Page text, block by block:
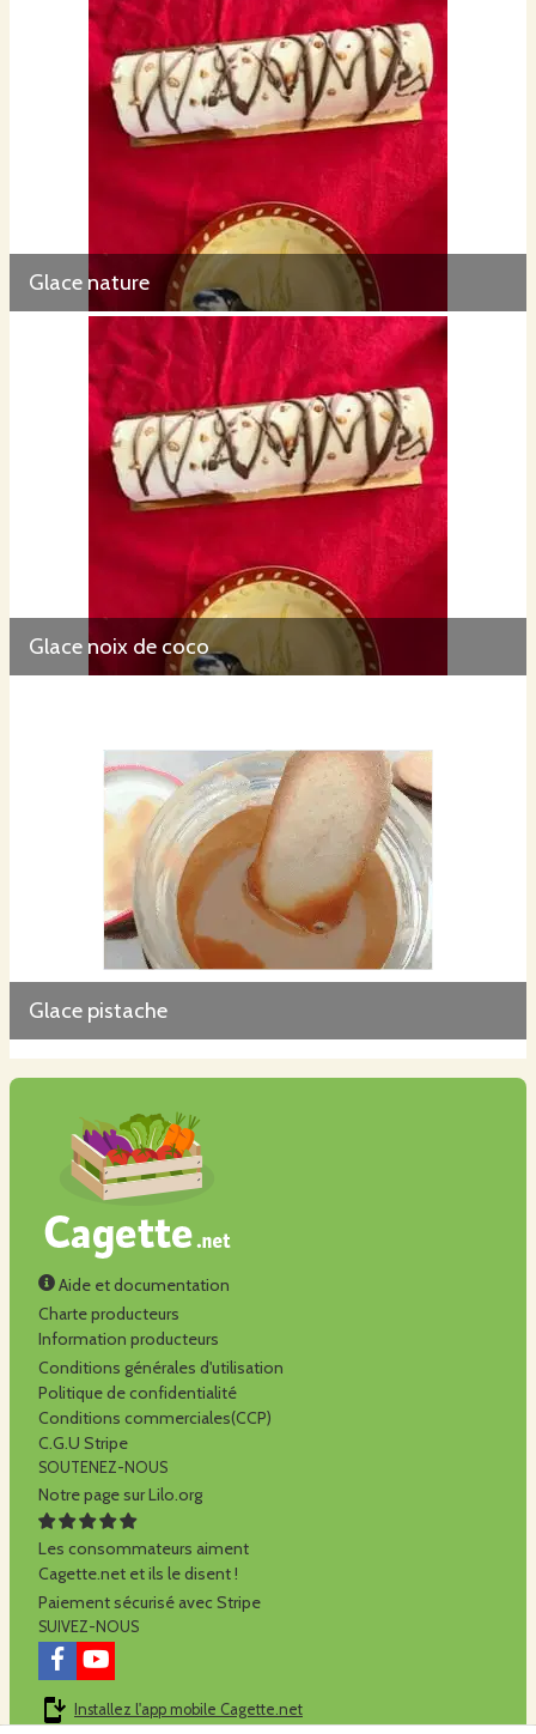
Glace nature
Glace noix de coco
Glace pistache
Aide et documentation
Charte producteurs
Information producteurs
Conditions générales d'utilisation
Politique de confidentialité
Conditions commerciales(CCP)
C.G.U Stripe
SOUTENEZ-NOUS
Notre page sur Lilo.org
Les consommateurs aiment
Cagette.net et ils le disent !
Paiement sécurisé avec Stripe
SUIVEZ-NOUS
Installez l'app mobile Cagette.net